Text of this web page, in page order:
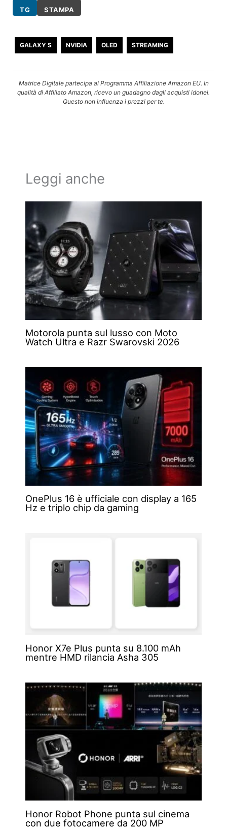
TG STAMPA
GALAXY S NVIDIA OLED STREAMING
Matrice Digitale partecipa al Programma Affiliazione Amazon EU. In
qualità di Affiliato Amazon, ricevo un guadagno dagli acquisti idonei.
Questo non influenza i prezzi per te.
Leggi anche
Motorola punta sul lusso con Moto
Watch Ultra e Razr Swarovski 2026
OnePlus 16 è ufficiale con display a 165
Hz e triplo chip da gaming
Honor X7e Plus punta su 8.100 mAh
mentre HMD rilancia Asha 305
Honor Robot Phone punta sul cinema
con due fotocamere da 200 MP